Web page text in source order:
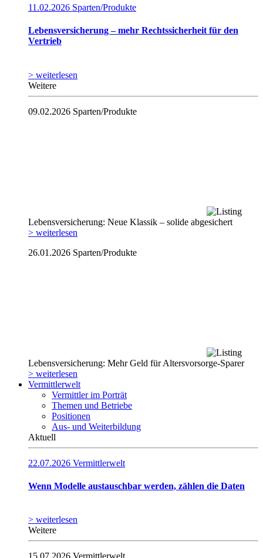
11.02.2026 Sparten/Produkte
Lebensversicherung – mehr Rechtssicherheit für den
Vertrieb
> weiterlesen
Weitere
09.02.2026 Sparten/Produkte
Lebensversicherung: Neue Klassik – solide abgesichert
> weiterlesen
26.01.2026 Sparten/Produkte
Lebensversicherung: Mehr Geld für Altersvorsorge-Sparer
> weiterlesen
Vermittlerwelt
Vermittler im Porträt
Themen und Betriebe
Positionen
Aus- und Weiterbildung
Aktuell
22.07.2026 Vermittlerwelt
Wenn Modelle austauschbar werden, zählen die Daten
> weiterlesen
Weitere